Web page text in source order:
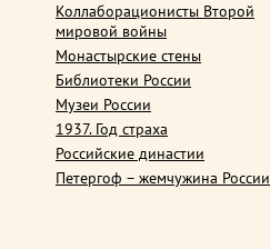
Коллаборационисты Второй
мировой войны
Монастырские стены
Библиотеки России
Музеи России
1937. Год страха
Российские династии
Петергоф – жемчужина России